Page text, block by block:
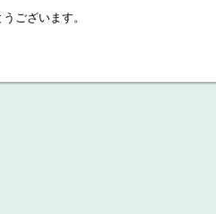
ございます。